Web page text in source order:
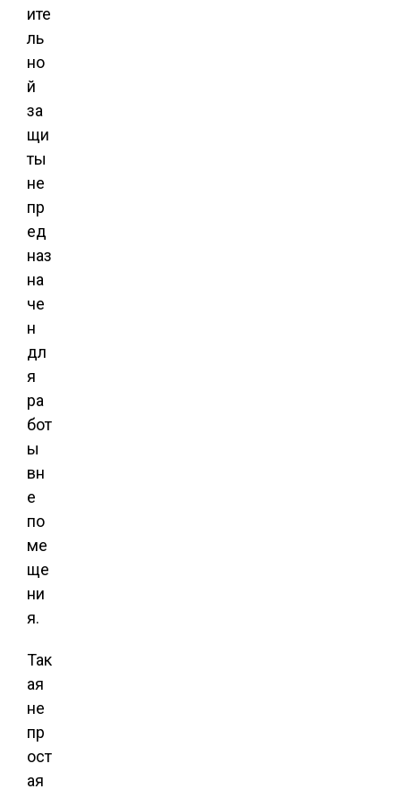
ите
ль
но
й
за
щи
ты
не
пр
ед
наз
на
че
н
дл
я
ра
бот
ы
вн
е
по
ме
ще
ни
я.
Так
ая
не
пр
ост
ая